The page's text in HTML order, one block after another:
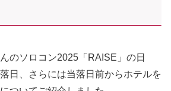
のソロコン2025「RAISE」の日
日、さらには当落日前からホテルを